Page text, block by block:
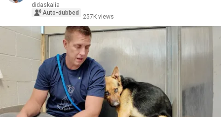
didaskalia
Auto-dubbed
257K views